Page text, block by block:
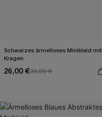
Schwarzes ärmelloses Minikleid mit
Kragen
26,00 €33,00 €